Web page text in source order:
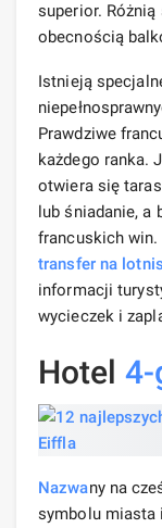
superior.
obecnością
Istnieją
Prawdziwe
każdego ranka.
otwiera się
lub śniadanie, a
francuskich
transfer na
informacji
wycieczek i
Hotel 4-
Nazwany na
symbolu miasta